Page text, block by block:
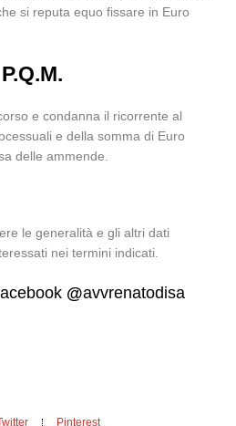
si reputa equo fissare in Euro
P.Q.M.
e condanna il ricorrente al
e della somma di Euro
delle ammende.
le generalità e gli altri dati
nei termini indicati.
@avvrenatodisa
Pinterest